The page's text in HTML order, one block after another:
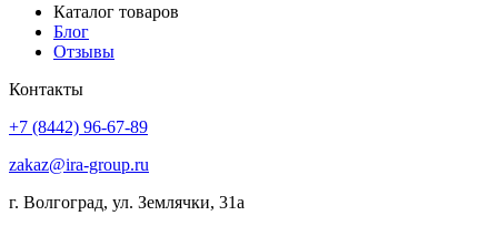
Каталог товаров
Блог
Отзывы
Контакты
+7 (8442) 96-67-89
zakaz@ira-group.ru
г. Волгоград, ул. Землячки, 31а